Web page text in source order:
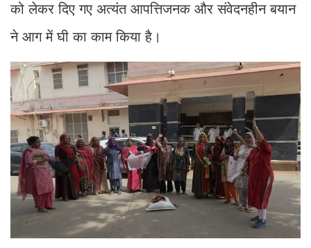
को लेकर दिए गए अत्यंत आपत्तिजनक और संवेदनहीन बयान
ने आग में घी का काम किया है।